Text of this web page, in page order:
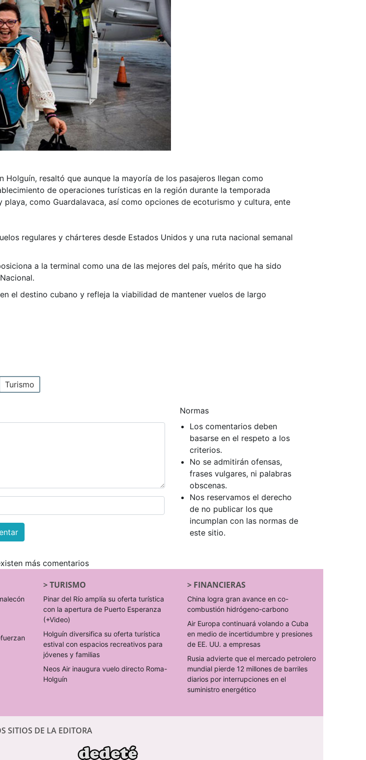
Holguín, resaltó que aunque la mayoría de los pasajeros llegan como
de operaciones turísticas en la región durante la temporada
como Guardalavaca, así como opciones de ecoturismo y cultura, ente
regulares y chárteres desde Estados Unidos y una ruta nacional semanal
a la terminal como una de las mejores del país, mérito que ha sido
el destino cubano y refleja la viabilidad de mantener vuelos de largo
Turismo
Normas
Los comentarios deben
basarse en el respeto a los
criterios.
No se admitirán ofensas,
frases vulgares, ni palabras
obscenas.
Nos reservamos el derecho
de no publicar los que
incumplan con las normas de
este sitio.
más comentarios
>TURISMO
Pinar del Río amplía su oferta turística
con la apertura de Puerto Esperanza
(+Video)
Holguín diversifica su oferta turística
estival con espacios recreativos para
jóvenes y familias
Neos Air inaugura vuelo directo Roma-
Holguín
> FINANCIERAS
China logra gran avance en co-
combustión hidrógeno-carbono
Air Europa continuará volando a Cuba
en medio de incertidumbre y presiones
de EE. UU. a empresas
Rusia advierte que el mercado petrolero
mundial pierde 12 millones de barriles
diarios por interrupciones en el
suministro energético
SITIOS DE LA EDITORA